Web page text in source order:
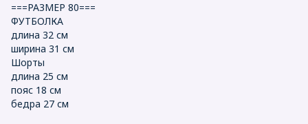
===РАЗМЕР 80===
ФУТБОЛКА
длина 32 см
ширина 31 см
Шорты
длина 25 см
пояс 18 см
бедра 27 см